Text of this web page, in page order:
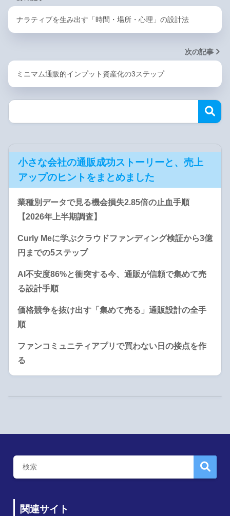
ナラティブを生み出す「時間・場所・心理」の設計法
次の記事
ミニマム通販的インプット資産化の3ステップ
小さな会社の通販成功ストーリーと、売上
アップのヒントをまとめました
業種別データで見る機会損失2.85倍の止血手順
【2026年上半期調査】
Curly Meに学ぶクラウドファンディング検証から3億
円までの5ステップ
AI不安度86%と衝突する今、通販が信頼で集めて売
る設計手順
価格競争を抜け出す「集めて売る」通販設計の全手
順
ファンコミュニティアプリで買わない日の接点を作
る
関連サイト